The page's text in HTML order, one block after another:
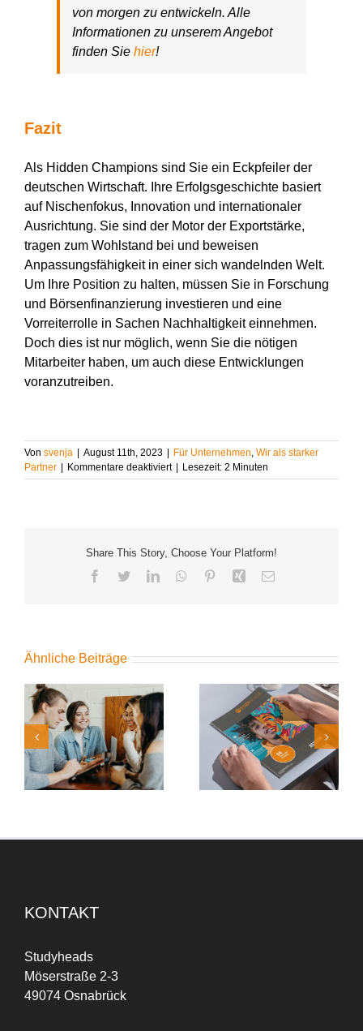
von morgen zu entwickeln. Alle
Informationen zu unserem Angebot
finden Sie hier!
Fazit
Als Hidden Champions sind Sie ein Eckpfeiler der
deutschen Wirtschaft. Ihre Erfolgsgeschichte basiert
auf Nischenfokus, Innovation und internationaler
Ausrichtung. Sie sind der Motor der Exportstärke,
tragen zum Wohlstand bei und beweisen
Anpassungsfähigkeit in einer sich wandelnden Welt.
Um Ihre Position zu halten, müssen Sie in Forschung
und Börsenfinanzierung investieren und eine
Vorreiterrolle in Sachen Nachhaltigkeit einnehmen.
Doch dies ist nur möglich, wenn Sie die nötigen
Mitarbeiter haben, um auch diese Entwicklungen
voranzutreiben.
Von svenja | August 11th, 2023 | Für Unternehmen Wir als starker
Partner | Kommentare deaktiviertfür
„Hidden
Mittelständler
Ein
der
bekannten
| Lesezeit: 2 Minuten
Share This Story, Choose Your Platform!
Facebook
TwitterLinkedInWhatsApp
PinterestXing E-
Ähnliche Beiträge
Arbeitswelt im Wandel
– die neue Ausgabe
der SH.KOM ist da
Digitale Power für Ihre
Personalanfragen: Die
neue KundenApp von
Studyheads macht’s
möglich
KONTAKT
Studyheads
Möserstraße 2-3
49074 Osnabrück